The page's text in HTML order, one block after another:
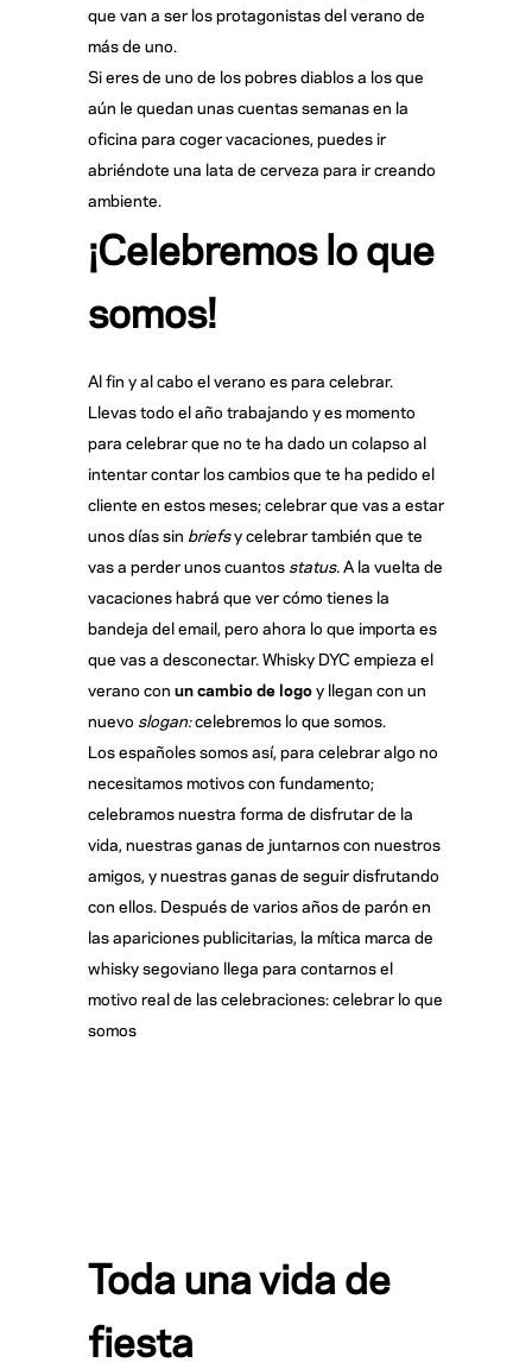
que van a ser los protagonistas del verano de
más de uno.
Si eres de uno de los pobres diablos a los que
aún le quedan unas cuentas semanas en la
oficina para coger vacaciones, puedes ir
abriéndote una lata de cerveza para ir creando
ambiente.
¡Celebremos lo que
somos!
Al fin y al cabo el verano es para celebrar.
Llevas todo el año trabajando y es momento
para celebrar que no te ha dado un colapso al
intentar contar los cambios que te ha pedido el
cliente en estos meses; celebrar que vas a estar
unos días sin briefsy celebrar también que te
vas a perder unos cuantos status. A la vuelta de
vacaciones habrá que ver cómo tienes la
bandeja del email, pero ahora lo que importa es
que vas a desconectar. Whisky DYC empieza el
verano con un cambio de logoy llegan con un
nuevo slogan:celebremos lo que somos.
Los españoles somos así, para celebrar algo no
necesitamos motivos con fundamento;
celebramos nuestra forma de disfrutar de la
vida, nuestras ganas de juntarnos con nuestros
amigos, y nuestras ganas de seguir disfrutando
con ellos. Después de varios años de parón en
las apariciones publicitarias, la mítica marca de
whisky segoviano llega para contarnos el
motivo real de las celebraciones: celebrar lo que
somos
Toda una vida de
fiesta